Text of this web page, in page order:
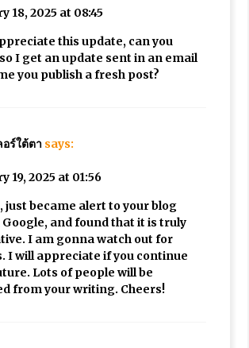
18, 2025 at 08:45
this update, can you
I get an update sent in an email
you publish a fresh post?
ร์ใต้ตา says:
19, 2025 at 01:56
just became alert to your blog
and found that it is truly
I am gonna watch out for
I will appreciate if you continue
Lots of people will be
from your writing. Cheers!